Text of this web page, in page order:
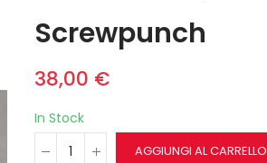
Screwpunch
38,00 €
In Stock
AGGIUNGI AL CARRELLO